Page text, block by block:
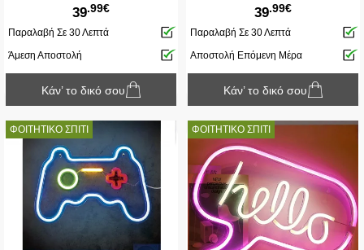
39.99€
Παραλαβή Σε 30 Λεπτά
Άμεση Αποστολή
Κάν’ το δικό σου
39.99€
Παραλαβή Σε 30 Λεπτά
Αποστολή Επόμενη Μέρα
Κάν’ το δικό σου
ΦΟΙΤΗΤΙΚΟ ΣΠΙΤΙ ΦΟΙΤΗΤΙΚΟ ΣΠΙΤΙ